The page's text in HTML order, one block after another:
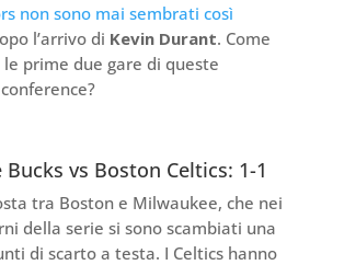
non sono mai sembrati così
l’arrivo di Kevin Durant. Come
prime due gare di queste
vs Boston Celtics: 1-1
tra Boston e Milwaukee, che nei
della serie si sono scambiati una
di scarto a testa. I Celtics hanno